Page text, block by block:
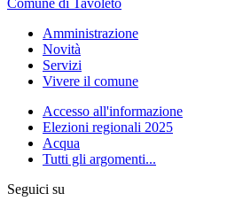
Comune di Tavoleto
Amministrazione
Novità
Servizi
Vivere il comune
Accesso all'informazione
Elezioni regionali 2025
Acqua
Tutti gli argomenti...
Seguici su